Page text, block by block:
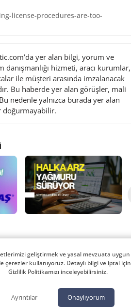
license-procedures-are-too-
yer alan bilgi, yorum ve
danışmanlığı hizmeti, aracı kurumlar,
ile müşteri arasında imzalanacak
Bu haberde yer alan görüşler, mali
nedenle yalnızca burada yer alan
doğurmayabilir.
geliştirmek ve yasal mevzuata uygun
çerezler kullanıyoruz. Detaylı bilgi ve iptal için
Gizlilik Politikamızı inceleyebilirsiniz.
Ayrıntılar Onaylıyorum